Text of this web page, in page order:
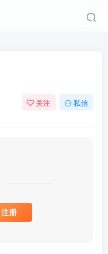
关注 私信
注册